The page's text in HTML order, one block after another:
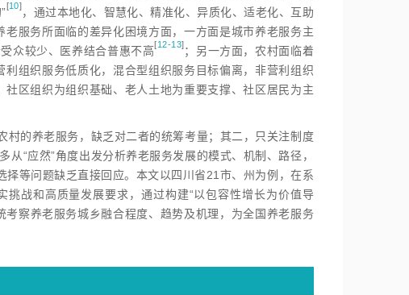
”[10]，通过本地化、智慧化、精准化、异质化、适老化、互助
老服务所面临的差异化困境方面，一方面是城市养老服务主
众较少、医养结合普惠不高[12-13]；另一方面，农村面临着
利组织服务低质化，混合型组织服务目标偏离，非营利组织
区组织为组织基础、老人土地为重要支撑、社区居民为主
的养老服务，缺乏对二者的统筹考量；其二，只关注制度
“应然”角度出发分析养老服务发展的模式、机制、路径，
等问题缺乏直接回应。本文以四川省21市、州为例，在系
战和高质量发展要求，通过构建“以包容性增长为价值导
察养老服务城乡融合程度、趋势及机理，为全国养老服务